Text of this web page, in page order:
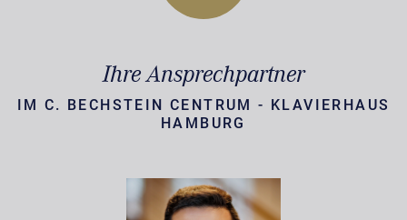
Ihre Ansprechpartner
IM C. BECHSTEIN CENTRUM - KLAVIERHAUS
HAMBURG